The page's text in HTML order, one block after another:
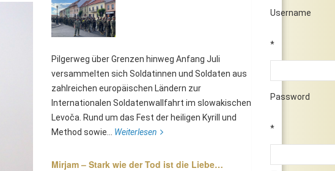
Username
*
Password
*
Pilgerweg über Grenzen hinweg Anfang Juli
versammelten sich Soldatinnen und Soldaten aus
zahlreichen europäischen Ländern zur
Internationalen Soldatenwallfahrt im slowakischen
Levoča. Rund um das Fest der heiligen Kyrill und
Method sowie... Weiterlesen
Mirjam – Stark wie der Tod ist die Liebe…